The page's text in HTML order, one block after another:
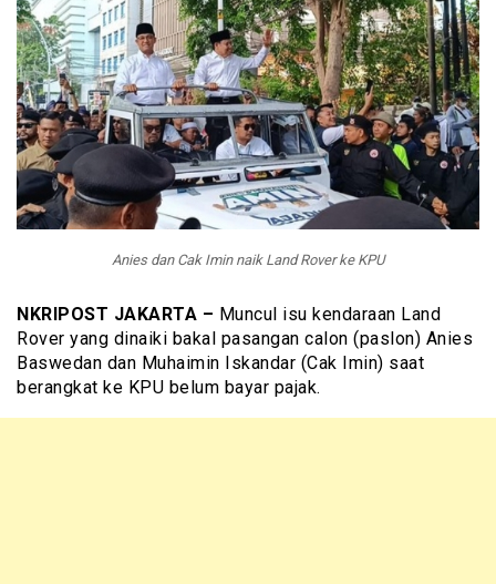
Anies dan Cak Imin naik Land Rover ke KPU
NKRIPOST JAKARTA – Muncul isu kendaraan Land
Rover yang dinaiki bakal pasangan calon (paslon) Anies
Baswedan dan Muhaimin Iskandar (Cak Imin) saat
berangkat ke KPU belum bayar pajak.